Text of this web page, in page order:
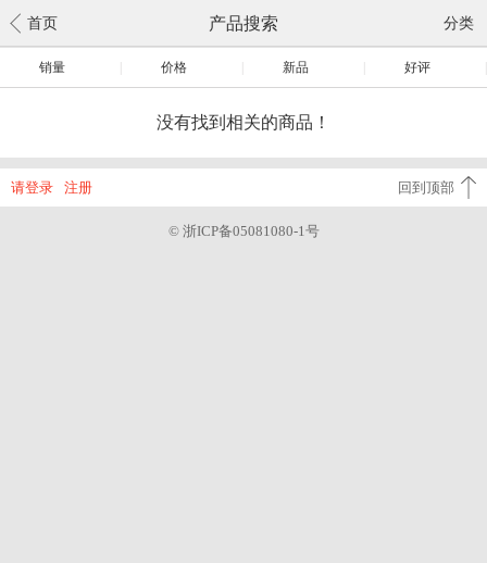
首页 产品搜索 分类
销量 价格 新品 好评
没有找到相关的商品！
请登录 注册 回到顶部
© 浙ICP备05081080-1号